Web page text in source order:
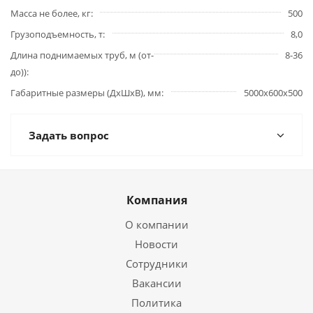
Масса не более, кг
500
Грузоподъемность, т
8,0
Длина поднимаемых труб, м (от-
до))
8-36
Габаритные размеры (ДхШхВ), мм 5000х600х500
Задать вопрос
Компания
О компании
Новости
Сотрудники
Вакансии
Политика